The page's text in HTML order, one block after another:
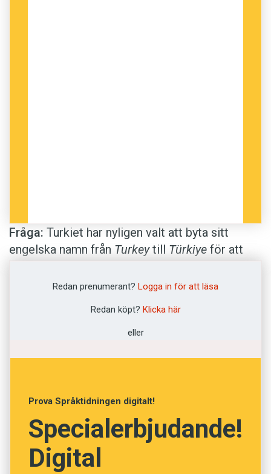
Fråga: Turkiet har nyligen valt att byta sitt
engelska namn från Turkeytill Türkiye för att
som det engelska ordet för kalkon. Hur
kommer från namnet på folkgruppen som bor i
området: Turks . Ursprunget är oklart, men
varianter av det är brett använda i olika språk
(till exempel turco
Redan prenumerant? Logga in för att läsa
Redan köpt? Klicka här
eller
Prova Språktidningen digitalt!
Specialerbjudande!
Digital